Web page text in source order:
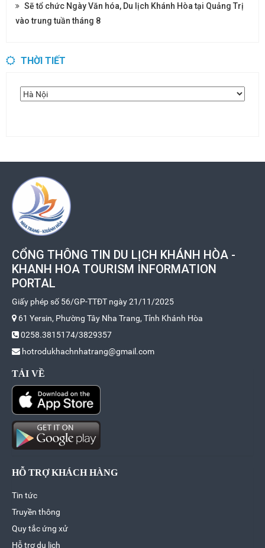
Sẽ tổ chức Ngày Văn hóa, Du lịch Khánh Hòa tại Quảng Trị
vào trung tuần tháng 8
THỜI TIẾT
CỔNG THÔNG TIN DU LỊCH KHÁNH HÒA -
KHANH HOA TOURISM INFORMATION
PORTAL
Giấy phép số 56/GP-TTĐT ngày 21/11/2025
61 Yersin, Phường Tây Nha Trang, Tỉnh Khánh Hòa
0258.3815174/3829357
hotrodukhachnhatrang@gmail.com
TẢI VỀ
HỖ TRỢ KHÁCH HÀNG
Tin tức
Truyền thông
Quy tắc ứng xử
Hỗ trợ du lịch